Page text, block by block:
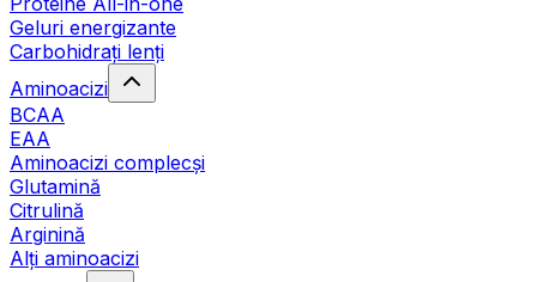
Geluri energizante
Carbohidrați lenți
Aminoacizi
BCAA
EAA
Aminoacizi complecși
Glutamină
Citrulină
Arginină
Alți aminoacizi